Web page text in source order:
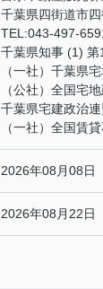
千葉県四街道市
TEL:043-497-
千葉県知事 (1) 第
（一社）千葉県
（公社）全国宅
千葉県宅建政治連
（一社）全国賃
2026年08月08日
2026年08月22日